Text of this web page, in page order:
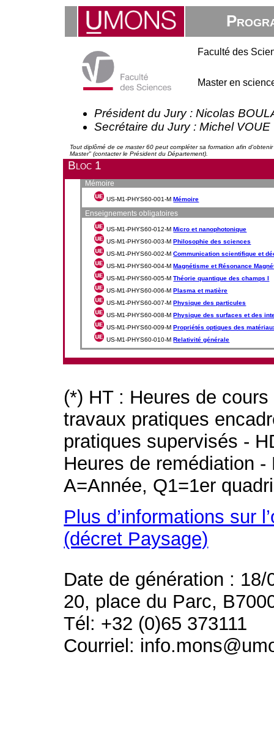
Faculté des
Master en
Président du Jury : Nicolas
Secrétaire du Jury : Michel VOUE
Tout diplômé de ce master 60 peut compléter sa formation afin
Master" (contacter le Président du Département).
Bloc 1
Mémoire
US-M1-PHYS60-001-MMémoire
Enseignements obligatoires
US-M1-PHYS60-012-MMicro et nanophotonique
US-M1-PHYS60-003-MPhilosophie des sciences
US-M1-PHYS60-002-MCommunication scientifique et
US-M1-PHYS60-004-MMagnétisme et Résonance
US-M1-PHYS60-005-MThéorie quantique des champs I
US-M1-PHYS60-006-MPlasma et matière
US-M1-PHYS60-007-MPhysique des particules
US-M1-PHYS60-008-MPhysique des surfaces et des
US-M1-PHYS60-009-MPropriétés optiques des
US-M1-PHYS60-010-MRelativité générale
(*) HT : Heures de
travaux pratiques
pratiques supervisés -
Heures de remédiation
A=Année, Q1=1er
Plus d’informations sur
(décret Paysage)
Date de génération : 18/
20, place du Parc,
Tél: +32 (0)65 373111
Courriel: